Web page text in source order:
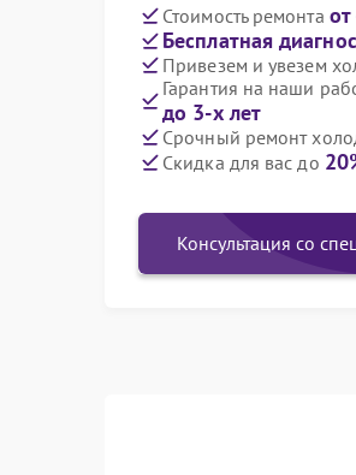
Стоимость ремонта
Бесплатная
Привезем и увезем
Гарантия на наши
до 3-х лет
Срочный ремонт
Скидка для вас до
Консультация со